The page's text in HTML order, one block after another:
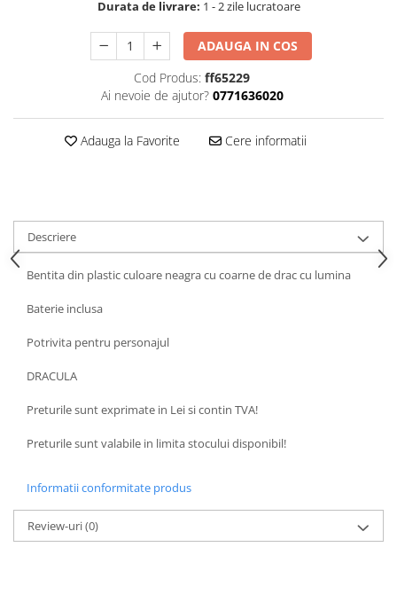
Papusi miniaturale
Casute de papusi
Miniaturi Navale de Colectie
VITRINE, FIGURINE, ACCESORII
MACHETE
ARTICOLE PENTRU VALENTINE'S
BALOANE AIRWALKERS
BALOANE MODELE DEOSEBITE
BALOANE MUZICALE
DECORATIUNI PETRECERE
CARNAVAL
LUMANARI PETRECERI ANIVERSARI
POSTERE PENTRU PERETE SI
SUPORTERI MECIURI SPORT
Costume Petrecere
BODY - BUST
COSTUME FETE ROCHITE FUSTE
COSTUME SI ACCESORII
TRICOURI TEMATICE 3D
Durata de livrare: 1 - 2 zile lucratoare
ADAUGA IN COS
Cod Produs: ff65229
Ai nevoie de ajutor? 0771636020
Adauga la Favorite Cere informatii
Descriere
Bentita din plastic culoare neagra cu coarne de drac cu lumina
Baterie inclusa
Potrivita pentru personajul
DRACULA
Preturile sunt exprimate in Lei si contin TVA!
Preturile sunt valabile in limita stocului disponibil!
Informatii conformitate produs
Review-uri(0)